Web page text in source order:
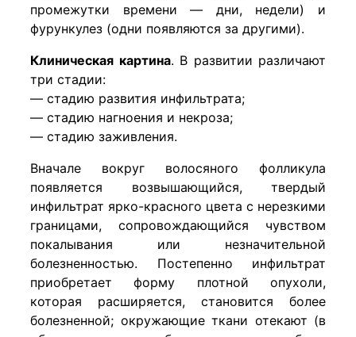
промежутки времени — дни, недели) и
фурункулез (одни появляются за другими).
Клиническая картина. В развитии различают
три стадии:
— стадию развития инфильтрата;
— стадию нагноения и некроза;
— стадию заживления.
Вначале вокруг волосяного фолликула
появляется возвышающийся, твердый
инфильтрат ярко-красного цвета с нерезкими
границами, сопровождающийся чувством
покалывания или незначительной
болезненностью. Постепенно инфильтрат
приобретает форму плотной опухоли,
которая расширяется, становится более
болезненной; окружающие ткани отекают (в